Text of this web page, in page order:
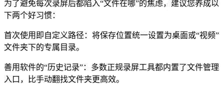
为了避免每次录屏后都陷入“文件在哪”的焦虑，建议您养成以
下两个好习惯：
首次使用即自定义路径：将保存位置统一设置为桌面或“视频”
文件夹下的专属目录。
善用软件的“历史记录”：多数正规录屏工具都内置了文件管理
入口，比手动翻找文件夹更高效。